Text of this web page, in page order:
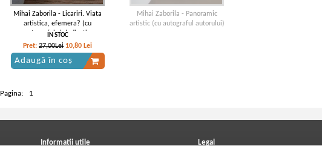
Mihai Zaborila - Licariri. Viata
artistica, efemera? (cu
autograful si dedicatia
autorului)
IN STOC
Pret:27,00Lei 10,80 Lei
Adaugă în coș
Mihai Zaborila - Panoramic
artistic (cu autograful autorului)
Pagina: 1
Informatii utile Legal